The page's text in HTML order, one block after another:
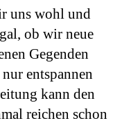
uns wohl und
ob wir neue
Gegenden
entspannen
kann den
reichen schon